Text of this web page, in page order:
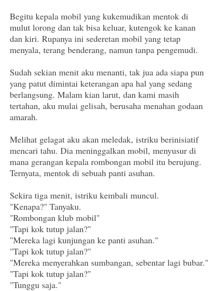
Begitu kepala mobil yang kukemudikan mentok di
mulut lorong dan tak bisa keluar, kutengok ke kanan
dan kiri. Rupanya ini sederetan mobil yang tetap
menyala, terang benderang, namun tanpa pengemudi.
Sudah sekian menit aku menanti, tak jua ada siapa pun
yang patut dimintai keterangan apa hal yang sedang
berlangsung. Malam kian larut, dan kami masih
tertahan, aku mulai gelisah, berusaha menahan godaan
amarah.
Melihat gelagat aku akan meledak, istriku berinisiatif
mencari tahu. Dia meninggalkan mobil, menyusur di
mana gerangan kepala rombongan mobil itu berujung.
Ternyata, mentok di sebuah panti asuhan.
Sekira tiga menit, istriku kembali muncul.
"Kenapa?" Tanyaku.
"Rombongan klub mobil"
"Tapi kok tutup jalan?"
"Mereka lagi kunjungan ke panti asuhan."
"Tapi kok tutup jalan?"
"Mereka menyerahkan sumbangan, sebentar lagi bubar."
"Tapi kok tutup jalan?"
"Tunggu saja."